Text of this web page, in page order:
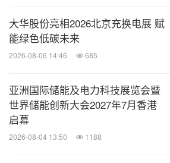
大华股份亮相2026北京充换电展 赋
能绿色低碳未来
2026-08-06 14:46 685
亚洲国际储能及电力科技展览会暨
世界储能创新大会2027年7月香港
启幕
2026-08-04 13:50 1188